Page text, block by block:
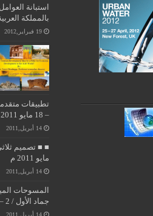
استبانة
بالمملكة
19 فبراير,2012
– 18 مايو 2011 م
14 أبريل,2011
مايو 2011 م
14 أبريل,2011
جماد الأول / 2 – 6 ابريل 2011 م
14 أبريل,2011